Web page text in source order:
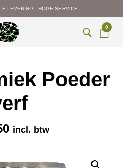
LEVERING - HOGE SERVICE
0
Poeder
incl. btw